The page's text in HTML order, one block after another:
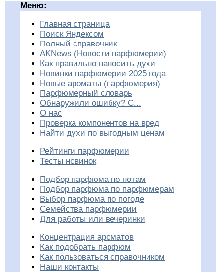
Меню:
Главная страница
Поиск Яндексом
Полный справочник
AKNews (Новости парфюмерии)
Как правильно наносить духи
Новинки парфюмерии 2025 года
Новые ароматы (парфюмерия)
Парфюмерный словарь
Обнаружили ошибку? С...
О нас
Проверка компонентов на вред
Найти духи по выгодным ценам
Рейтинги парфюмерии
Тесты новинок
Подбор парфюма по нотам
Подбор парфюма по парфюмерам
Выбор парфюма по погоде
Семейства парфюмерии
Для работы или вечеринки
Концентрация ароматов
Как подобрать парфюм
Как пользоваться справочником
Наши контакты